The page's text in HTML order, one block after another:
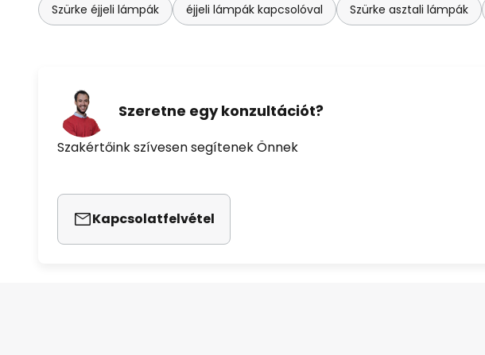
Szürke éjjeli lámpák éjjeli lámpák kapcsolóval Szürke asztali lámpák
Szeretne egy konzultációt?
Szakértőink szívesen segítenek Önnek
Kapcsolatfelvétel